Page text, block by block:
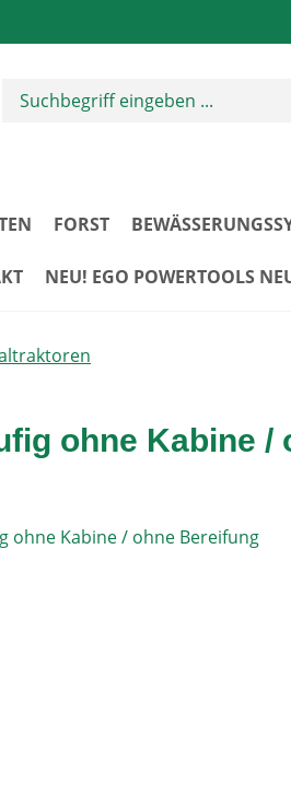
FORST
NEU! EGO POWERTOOLS
ohne Kabine